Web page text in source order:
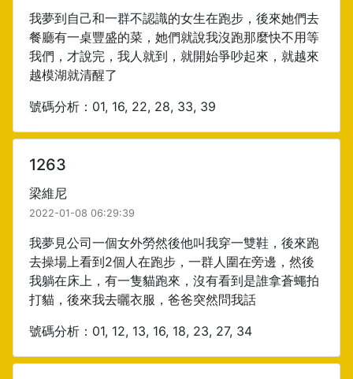
我夢到自己和一群不認識的女生在跑步，後來她們去
餐廳有一桌豐盛的菜，她們就說我沒跑那麼快不用等
我們，才說完，我人就到，就開始爭吵起來，就越來
越模湖就清醒了
號碼分析：01, 16, 22, 28, 33, 39
1263
梁維尼
2022-01-08 06:29:39
我夢見公司一個女外勞然後他叫我穿一雙鞋，後來跑
去操場上看到2個人在跑步，一群人圍在旁邊，然後
我躺在床上，有一隻貓跑來，沒有看到是誰拿蒼蠅拍
打貓，後來我去曬衣服，爸爸突然問我話
號碼分析：01, 12, 13, 16, 18, 23, 27, 34